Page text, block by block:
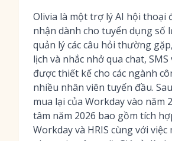
Olivia là một trợ lý AI hội thoại
nhận dành cho tuyển dụng số
quản lý các câu hỏi thường
lịch và nhắc nhở qua chat,
được thiết kế cho các ngành
nhiều nhân viên tuyến đầu.
mua lại của Workday vào năm
tâm năm 2026 bao gồm tích
Workday và HRIS cùng với